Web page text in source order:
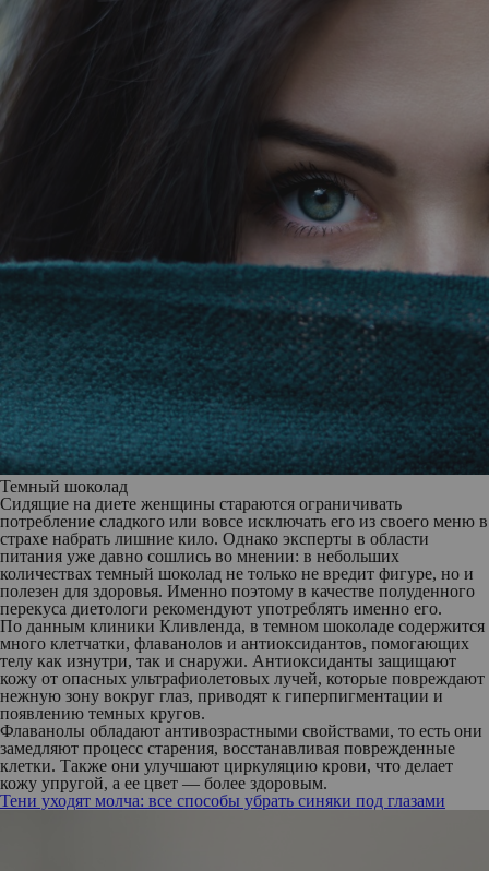
Темный шоколад
Сидящие на диете женщины стараются ограничивать
потребление сладкого или вовсе исключать его из своего меню в
страхе набрать лишние кило. Однако эксперты в области
питания уже давно сошлись во мнении: в небольших
количествах темный шоколад не только не вредит фигуре, но и
полезен для здоровья. Именно поэтому в качестве полуденного
перекуса диетологи рекомендуют употреблять именно его.
По данным клиники Кливленда, в темном шоколаде содержится
много клетчатки, флаванолов и антиоксидантов, помогающих
телу как изнутри, так и снаружи. Антиоксиданты защищают
кожу от опасных ультрафиолетовых лучей, которые повреждают
нежную зону вокруг глаз, приводят к гиперпигментации и
появлению темных кругов.
Флаванолы обладают антивозрастными свойствами, то есть они
замедляют процесс старения, восстанавливая поврежденные
клетки. Также они улучшают циркуляцию крови, что делает
кожу упругой, а ее цвет — более здоровым.
Тени уходят молча: все способы убрать синяки под глазами